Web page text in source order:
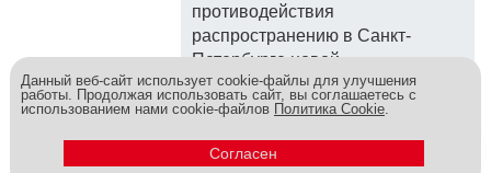
противодействия
распространению в Санкт-
Петербурге новой
коронавирусной инфекции.
Метизы и крепеж оптом - это к нам! © 2026
Данный веб-сайт использует cookie-файлы для улучшения
работы. Продолжая использовать сайт, вы соглашаетесь с
использованием нами cookie-файлов Политика Cookie.
Согласен